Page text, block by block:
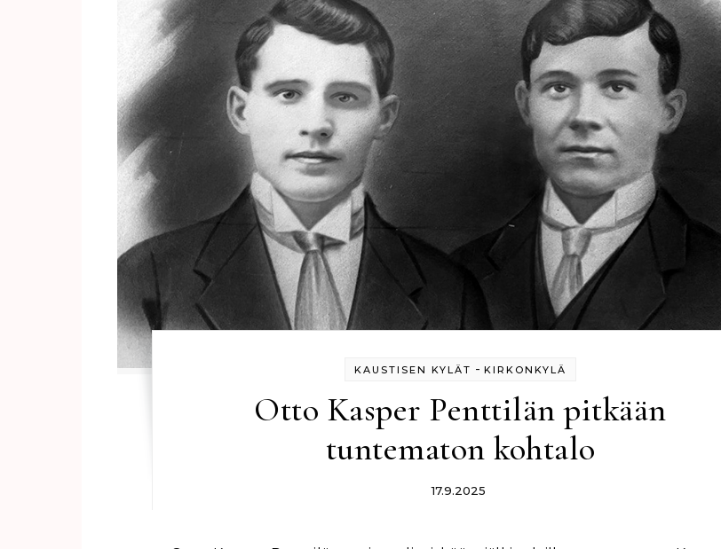
KAUSTISEN KYLÄT - KIRKONKYLÄ
Otto Kasper Penttilän pitkään
tuntematon kohtalo
17.9.2025